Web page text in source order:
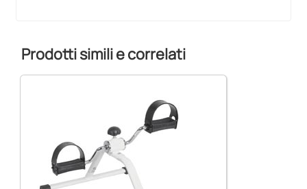
Prodotti simili e correlati